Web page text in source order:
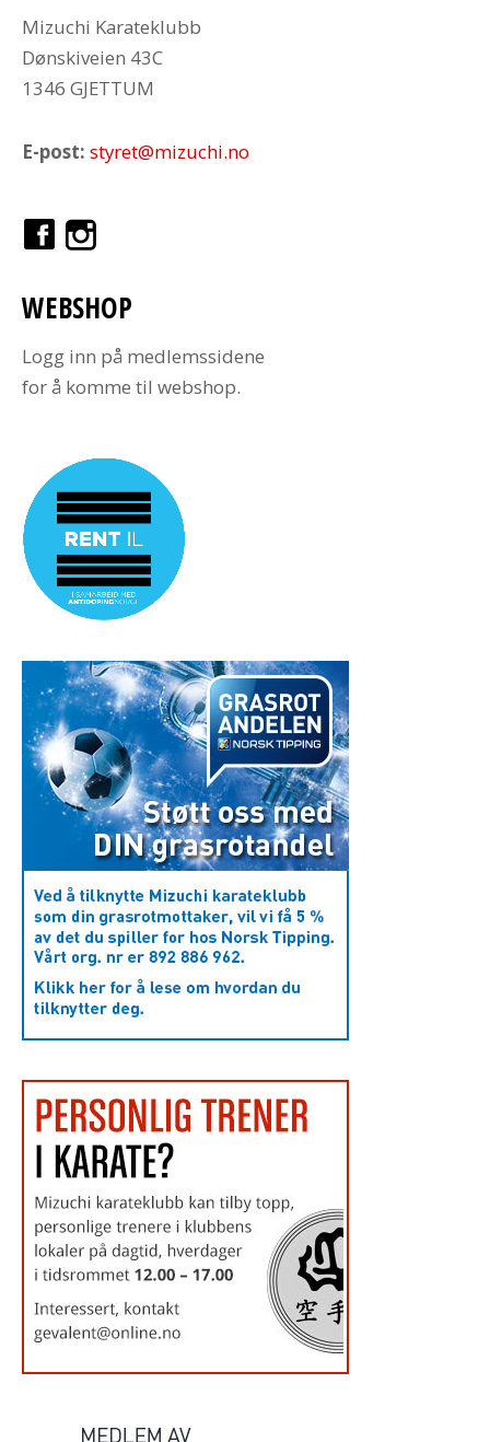
Mizuchi Karateklubb
Dønskiveien 43C
1346 GJETTUM
E-post: styret@mizuchi.no
WEBSHOP
Logg inn på medlemssidene
for å komme til webshop.